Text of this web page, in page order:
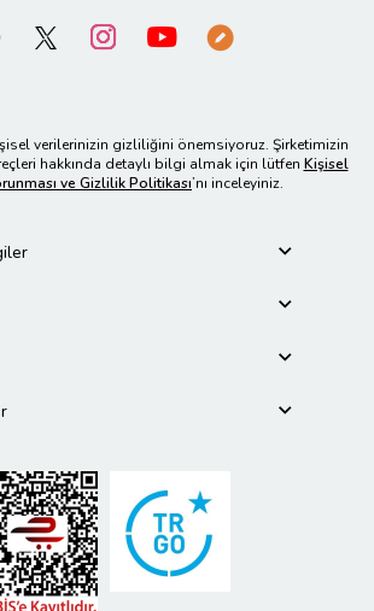
verilerinizin gizliliğini önemsiyoruz. Şirketimizin
hakkında detaylı bilgi almak için lütfen Kişisel
ve Gizlilik Politikası’nı inceleyiniz.